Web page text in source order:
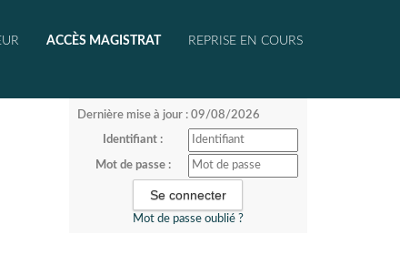
ACCÈS MAGISTRAT REPRISE EN COURS
Dernière mise à jour : 09/08/2026
Identifiant :
Mot de passe :
Mot de passe oublié ?